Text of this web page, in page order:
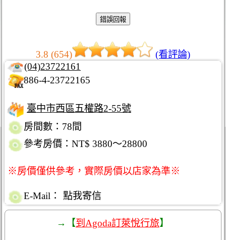
3.8 (654)
(看評論)
(04)23722161
886-4-23722165
臺中市西區五權路2-55號
房間數：78間
參考房價：NT$ 3880～28800
※房價僅供參考，實際房價以店家為準※
E-Mail： 點我寄信
→【到Agoda訂萊悅行旅】